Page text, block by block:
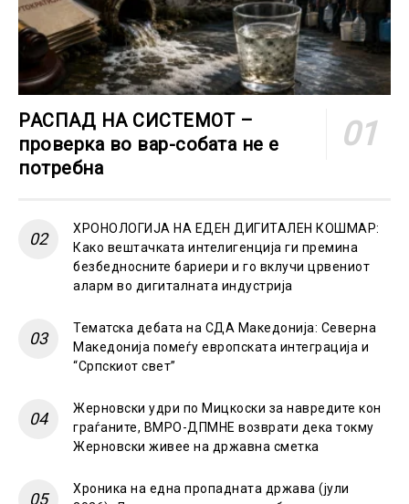
РАСПАД НА СИСТЕМОТ –
проверка во вар-собата не е
потребна
ХРОНОЛОГИЈА НА ЕДЕН ДИГИТАЛЕН КОШМАР:
Како вештачката интелигенција ги премина
безбедносните бариери и го вклучи црвениот
аларм во дигиталната индустрија
Тематска дебата на СДА Македонија: Северна
Македонија помеѓу европската интеграција и
“Српскиот свет”
Жерновски удри по Мицкоски за навредите кон
граѓаните, ВМРО-ДПМНЕ возврати дека токму
Жерновски живее на државна сметка
Хроника на една пропадната држава (јули